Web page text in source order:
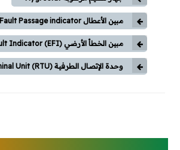
مبين الأعطال Fault Passage indicator
مبين الخطأ الأرضي Earth Fault Indicator (EFI)
وحدة الإتصال الطرفية Remote Terminal Unit (RTU)